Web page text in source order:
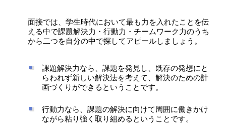
面接では、学生時代において最も力を入れたことを伝
える中で課題解決力・行動力・チームワーク力のうち
から二つを自分の中で探してアピールしましょう。
課題解決力なら、課題を発見し、既存の発想にと
らわれず新しい解決法を考えて、解決のための計
画づくりができるということです。
行動力なら、課題の解決に向けて周囲に働きかけ
ながら粘り強く取り組めるということです。